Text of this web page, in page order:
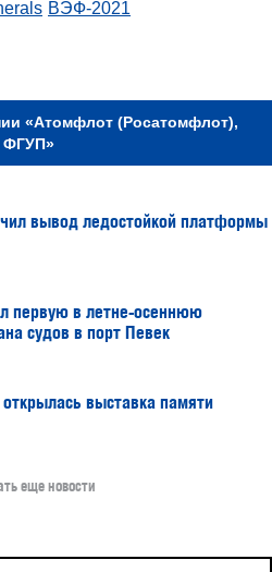
ВЭФ-2021
«Атомфлот (Росатомфлот),
ФГУП»
вывод ледостойкой платформы
первую в летне-осеннюю
судов в порт Певек
выставка памяти
еще новости